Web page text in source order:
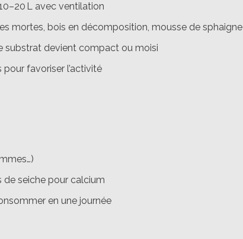
L avec ventilation
mortes, bois en décomposition, mousse de sphaigne
substrat devient compact ou moisi
favoriser l’activité
seiche pour calcium
en une journée